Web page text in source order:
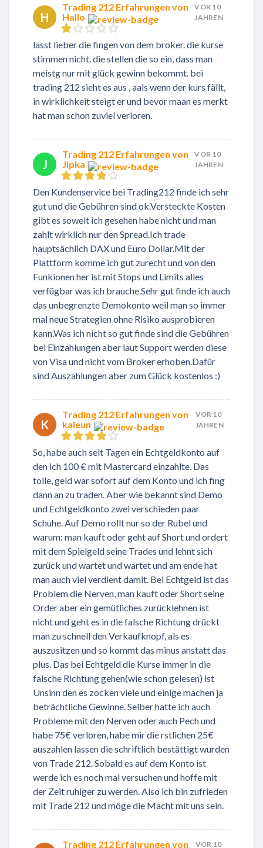
H
Trading 212 Erfahrungen von
Hallo
VOR 10
JAHREN
lasst lieber die fingen von dem broker. die kurse
stimmen nicht. die stellen die so ein, dass man
meistg nur mit glück gewinn bekommt. bei
trading 212 sieht es aus , aals wenn der kurs fällt,
in wirklichkeit steigt er und bevor maan es merkt
hat man schon zuviel verloren.
J
Trading 212 Erfahrungen von
Jipka
VOR 10
JAHREN
Den Kundenservice bei Trading212 finde ich sehr
gut und die Gebühren sind ok.Versteckte Kosten
gibt es soweit ich gesehen habe nicht und man
zahlt wirklich nur den Spread.Ich trade
hauptsächlich DAX und Euro Dollar.Mit der
Plattform komme ich gut zurecht und von den
Funkionen her ist mit Stops und Limits alles
verfügbar was ich brauche.Sehr gut finde ich auch
das unbegrenzte Demokonto weil man so immer
mal neue Strategien ohne Risiko ausprobieren
kann.Was ich nicht so gut finde sind die Gebühren
bei Einzahlungen aber laut Support werden diese
von Visa und nicht vom Broker erhoben.Dafür
sind Auszahlungen aber zum Glück kostenlos :)
K
Trading 212 Erfahrungen von
kaleun
VOR 10
JAHREN
So, habe auch seit Tagen ein Echtgeldkonto auf
den ich 100 € mit Mastercard einzahlte. Das
tolle, geld war sofort auf dem Konto und ich fing
dann an zu traden. Aber wie bekannt sind Demo
und Echtgeldkonto zwei verschieden paar
Schuhe. Auf Demo rollt nur so der Rubel und
warum: man kauft oder geht auf Short und ordert
mit dem Spielgeld seine Trades und lehnt sich
zurück und wartet und wartet und am ende hat
man auch viel verdient damit. Bei Echtgeld ist das
Problem die Nerven, man kauft oder Short seine
Order aber ein gemütliches zurücklehnen ist
nicht und geht es in die falsche Richtung drückt
man zu schnell den Verkaufknopf, als es
auszusitzen und so kommt das minus anstatt das
plus. Das bei Echtgeld die Kurse immer in die
falsche Richtung gehen(wie schon gelesen) ist
Unsinn den es zocken viele und einige machen ja
beträchtliche Gewinne. Selber hatte ich auch
Probleme mit den Nerven oder auch Pech und
habe 75€ verloren, habe mir die rstlichen 25€
auszahlen lassen die schriftlich bestättigt wurden
von Trade 212. Sobald es auf dem Konto ist
werde ich es noch mal versuchen und hoffe mit
der Zeit ruhiger zu werden. Also ich bin zufrieden
mit Trade 212 und möge die Macht mit uns sein.
Trading 212 Erfahrungen von VOR 10